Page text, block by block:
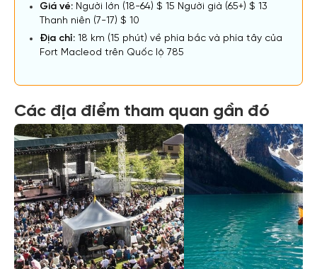
Giá vé: Người lớn (18-64) $ 15 Người già (65+) $ 13
Thanh niên (7-17) $ 10
Địa chỉ: 18 km (15 phút) về phía bắc và phía tây của
Fort Macleod trên Quốc lộ 785
Các địa điểm tham quan gần đó